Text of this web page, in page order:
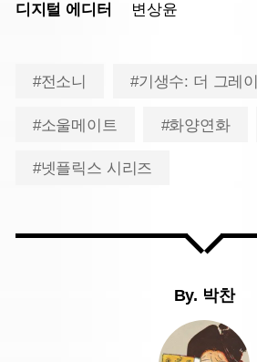
디지털 에디터
변상윤
#전소니 #기생수: 더 그레이
#소울메이트 #화양연화
#넷플릭스 시리즈
By. 박찬